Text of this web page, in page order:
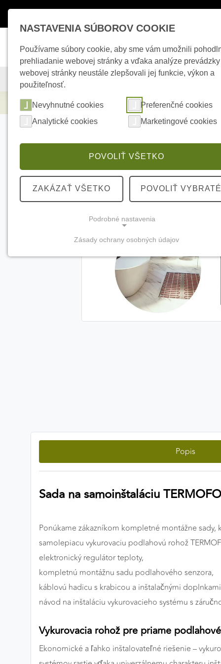
KAMEROVÉ SYSTÉMY ZABEZPEČOVACIE SYSTÉMY
Elektrické kúrenie Termofol vykurovacia
Popis
Sada na samoinštaláciu
Ponúkame zákazníkom kompletné montážne sady,
samolepiacu vykurovaciu podlahovú rohož
elektronický regulátor teploty,
kompletnú montážnu sadu podlahového senzora,
káblovú hadicu s krabicou a inštalačnými
návod na inštaláciu vykurovacieho systému s
Vykurovacia rohož pre priame
Ekonomické a ľahko inštalovateľné riešenie –
NASTAVENIA SÚBOROV COOKIE
Používame súbory cookie, aby sme vám umožnili
prehliadanie webovej stránky a vďaka analýze prevádzky
webovej stránky neustále zlepšovali jej funkcie, výkon a
použiteľnosť.
Nevyhnutné cookies
Preferenčné cookies
Analytické cookies
Marketingové cookies
POVOLIŤ VŠETKO
ZAKÁZAŤ VŠETKO POVOLIŤ VYBRATÉ
Podrobné nastavenia
(vždy aktívne, nemožno vypnúť)
Tieto cookies sú potrebné na správne fungovanie
webovej stránky a bez nich by nebolo možné
zabezpečiť jej plnú funkčnosť.
pohodlnejšie používanie webovej stránky.
ANALYTICKÉ COOKIES
nášho webu. Ich pomocou určujeme počet návštev a
pomocou týchto cookies spracovávame anonymne a
súhrnne, bez použitia identifikátorov, ktoré ukazujú na
konkrétnych používateľov nášho webu. Vďaka týmto
cookies môžeme optimalizovať výkon a funkčnosť
Zásady ochrany osobných údajov